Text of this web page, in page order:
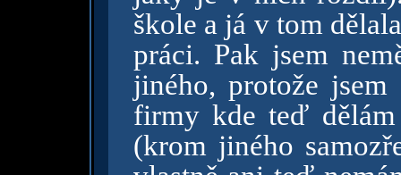
škole a já v tom
práci. Pak jsem
jiného, protože
firmy kde teď
(krom jiného